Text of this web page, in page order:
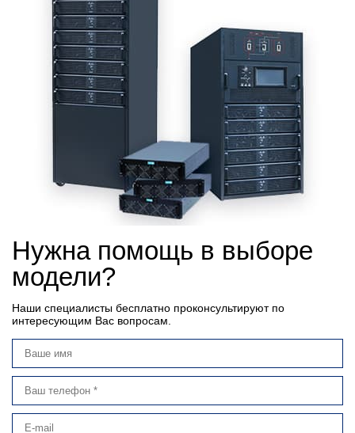
Нужна помощь в выборе
модели?
Наши специалисты бесплатно проконсультируют по
интересующим Вас вопросам.